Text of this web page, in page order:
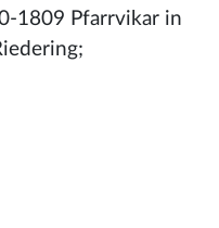
1809 Pfarrvikar in